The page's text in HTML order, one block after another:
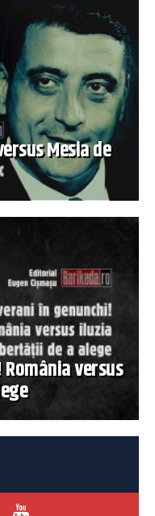
Mesia de
versus